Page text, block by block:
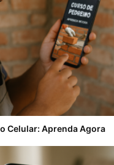
Celular: Aprenda Agora